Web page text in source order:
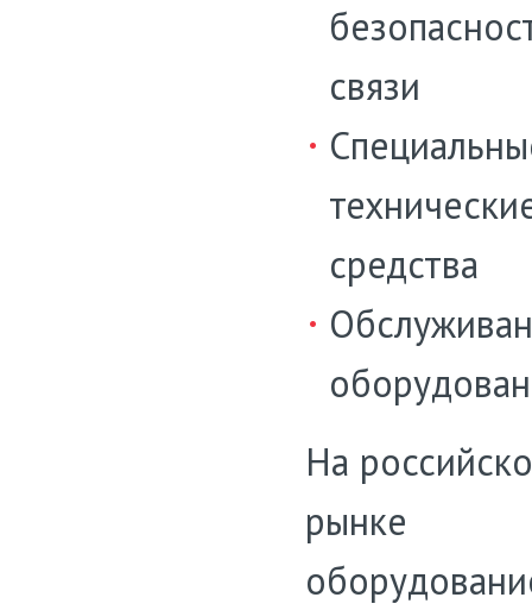
связи
средства
На
рынке